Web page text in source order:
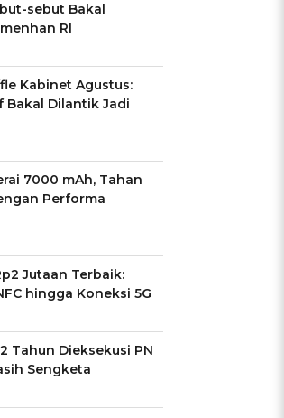
sebut Bakal
RI
Kabinet Agustus:
Bakal Dilantik Jadi
7000 mAh, Tahan
Performa
Jutaan Terbaik:
hingga Koneksi 5G
Tahun Dieksekusi PN
Sengketa